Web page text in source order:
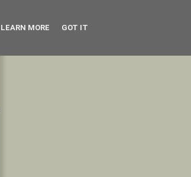
LEARN MORE GOT IT